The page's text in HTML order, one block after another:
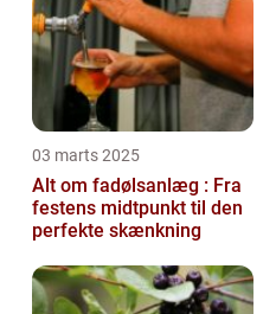
03 marts 2025
Alt om fadølsanlæg : Fra
festens midtpunkt til den
perfekte skænkning